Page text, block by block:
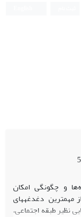
و چگونگی امکان
رمزگشایی از متون رسانه‌ای همواره یکی از مهمترین دغدغه‎های
نظیر طبقه‌ اجتماعی،